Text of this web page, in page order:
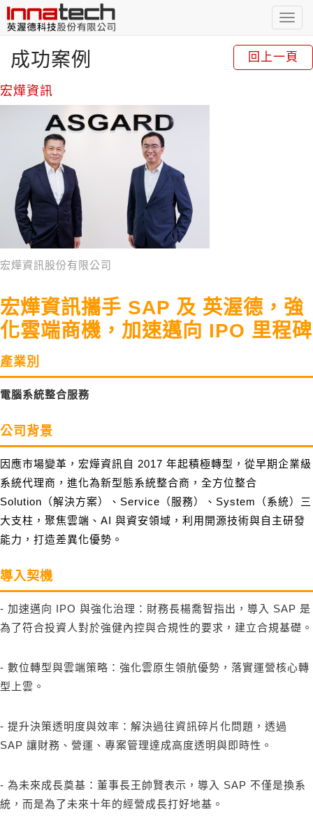
成功案例 回上一頁
宏燁資訊
宏燁資訊股份有限公司
宏燁資訊攜手 SAP 及 英渥德，強
化雲端商機，加速邁向 IPO 里程碑
產業別
電腦系統整合服務
公司背景
因應市場變革，宏燁資訊自 2017 年起積極轉型，從早期企業級
系統代理商，進化為新型態系統整合商，全方位整合
Solution（解決方案）、Service（服務）、System（系統）三
大支柱，聚焦雲端、AI 與資安領域，利用開源技術與自主研發
能力，打造差異化優勢。
導入契機
- 加速邁向 IPO 與強化治理：財務長楊喬智指出，導入 SAP 是
為了符合投資人對於強健內控與合規性的要求，建立合規基礎。
- 數位轉型與雲端策略：強化雲原生領航優勢，落實運營核心轉
型上雲。
- 提升決策透明度與效率：解決過往資訊碎片化問題，透過
SAP 讓財務、營運、專案管理達成高度透明與即時性。
- 為未來成長奠基：董事長王帥賢表示，導入 SAP 不僅是換系
統，而是為了未來十年的經營成長打好地基。